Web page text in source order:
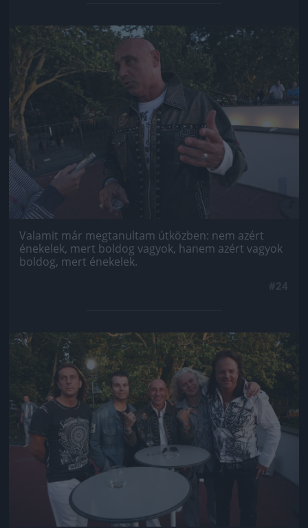
Jön még kép!
Valamit már megtanultam útközben: nem azért
énekelek, mert boldog vagyok, hanem azért vagyok
boldog, mert énekelek.
Jön még kép!